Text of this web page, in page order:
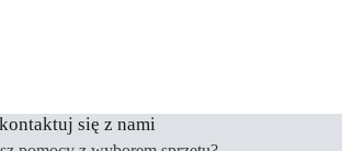
się z nami